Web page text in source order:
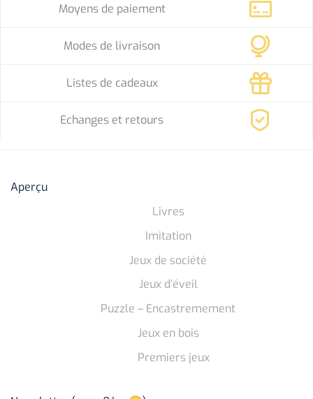
Moyens de paiement
Modes de livraison
Listes de cadeaux
Echanges et retours
Aperçu
Livres
Imitation
Jeux de société
Jeux d’éveil
Puzzle – Encastremement
Jeux en bois
Premiers jeux